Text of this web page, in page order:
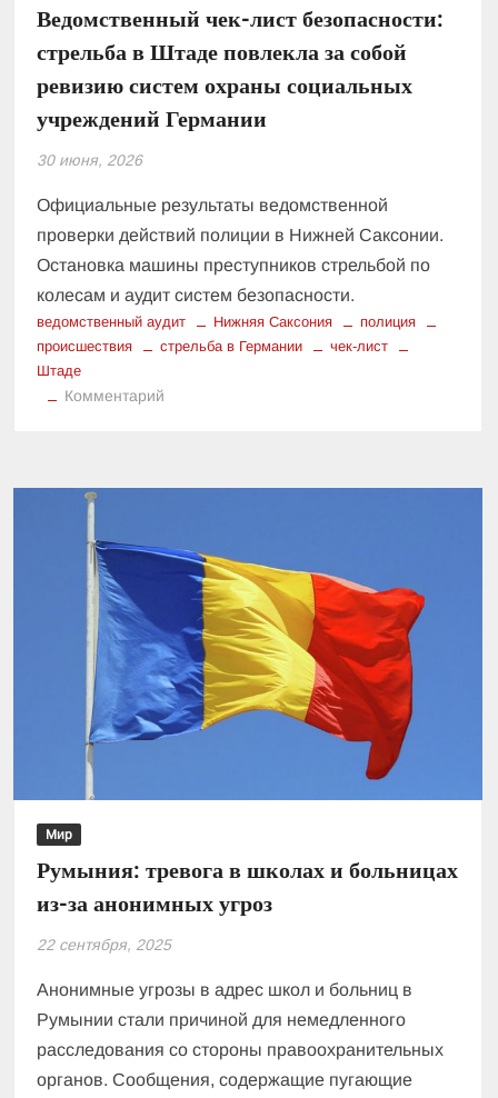
Ведомственный чек-лист безопасности:
стрельба в Штаде повлекла за собой
ревизию систем охраны социальных
учреждений Германии
30 июня, 2026
Официальные результаты ведомственной
проверки действий полиции в Нижней Саксонии.
Остановка машины преступников стрельбой по
колесам и аудит систем безопасности.
ведомственный аудит Нижняя Саксония
полиция
происшествия
стрельба в Германии
чек-лист
Штаде
Комментарий
в
Штаде
повлекла
собой
ревизию
систем
охраны
Германии
Мир
Румыния: тревога в школах и больницах
из-за анонимных угроз
22 сентября, 2025
Анонимные угрозы в адрес школ и больниц в
Румынии стали причиной для немедленного
расследования со стороны правоохранительных
органов. Сообщения, содержащие пугающие